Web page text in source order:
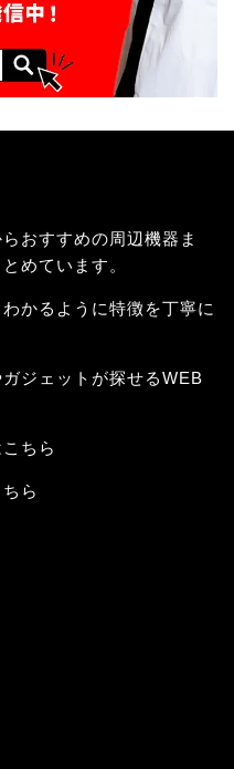
おすすめの周辺機器ま
めています。
かるように特徴を丁寧に
ジェットが探せるWEB
ちら
ら